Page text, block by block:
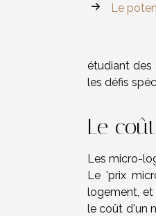
Le
étudiant des
les défis
Le
Les micro-
Le 'prix
logement, et
le coût d'un